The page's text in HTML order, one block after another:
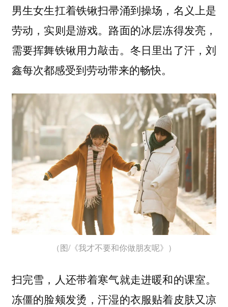
男生女生扛着铁锹扫帚涌到操场，名义上是
劳动，实则是游戏。路面的冰层冻得发亮，
需要挥舞铁锹用力敲击。冬日里出了汗，刘
鑫每次都感受到劳动带来的畅快。
（图/《我才不要和你做朋友呢》）
扫完雪，人还带着寒气就走进暖和的课室。
冻僵的脸颊发烫，汗湿的衣服贴着皮肤又凉